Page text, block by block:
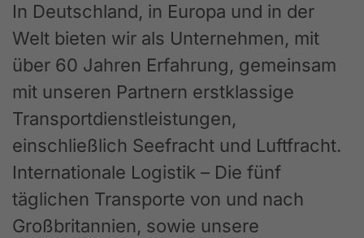
In Deutschland, in Europa und in der
Welt bieten wir als Unternehmen, mit
über 60 Jahren Erfahrung, gemeinsam
mit unseren Partnern erstklassige
Transportdienstleistungen,
einschließlich Seefracht und Luftfracht.
Internationale Logistik – Die fünf
täglichen Transporte von und nach
Großbritannien, sowie unsere